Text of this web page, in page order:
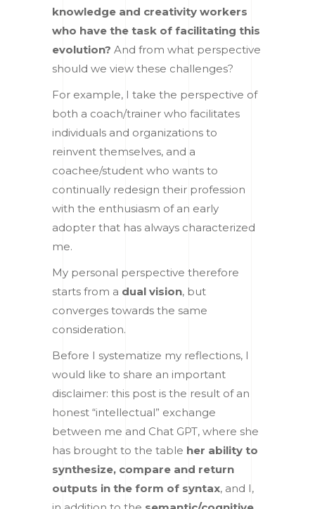
knowledge and creativity workers
who have the task of facilitating this
evolution? And from what perspective
should we view these challenges?
For example, I take the perspective of
both a coach/trainer who facilitates
individuals and organizations to
reinvent themselves, and a
coachee/student who wants to
continually redesign their profession
with the enthusiasm of an early
adopter that has always characterized
me.
My personal perspective therefore
starts from a dual vision, but
converges towards the same
consideration.
Before I systematize my reflections, I
would like to share an important
disclaimer: this post is the result of an
honest “intellectual” exchange
between me and Chat GPT, where she
has brought to the table her ability to
synthesize, compare and return
outputs in the form of syntax, and I,